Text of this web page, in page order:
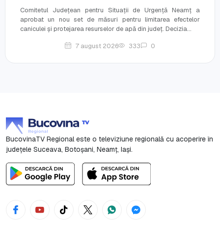
Comitetul Județean pentru Situații de Urgență Neamț a
aprobat un nou set de măsuri pentru limitarea efectelor
caniculei și protejarea resurselor de apă din județ. Decizia...
7 august 2026 333 0
BucovinaTV Regional este o televiziune regională cu acoperire în
județele Suceava, Botoşani, Neamț, Iași.